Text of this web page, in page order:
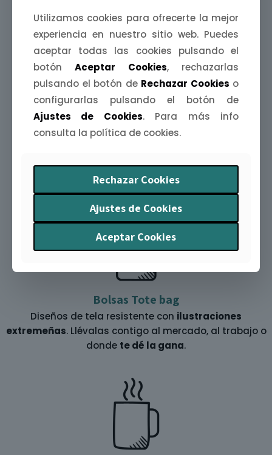
Agendas Extremeñas
ilustraciones y curiosidadesde nuestra tierra.
Bolsas Tote bag
Diseños de tela resistente con ilustraciones
extremeñas. Llévalas contigo al mercado, al trabajo o
donde te dé la gana.
Utilizamos cookies para ofrecerte la mejor
experiencia en nuestro sitio web. Puedes
aceptar todas las cookies pulsando el
botónAceptar Cookies, rechazarlas
pulsando el botón de Rechazar Cookies o
configurarlas pulsando el botón de
Ajustes de Cookies. Para más info
consulta la política de cookies.
Rechazar Cookies
Ajustes de Cookies
Aceptar Cookies